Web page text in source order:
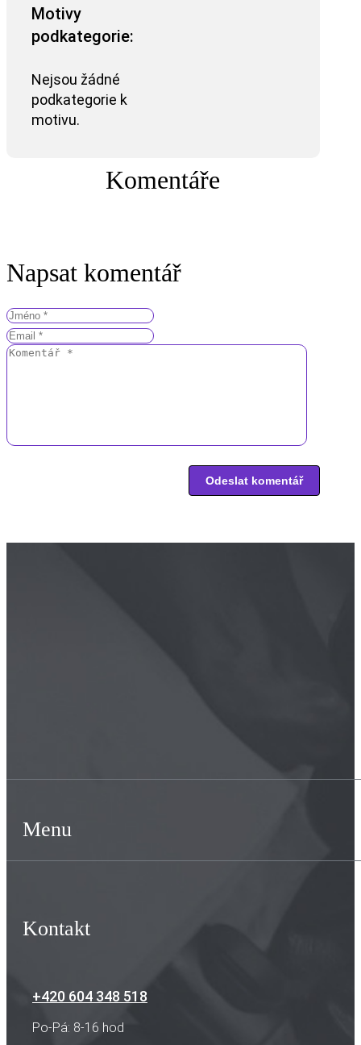
Motivy
podkategorie:
Nejsou žádné
podkategorie k
motivu.
Komentáře
Napsat komentář
Menu
Kontakt
+420 604 348 518
Po-Pá: 8-16 hod